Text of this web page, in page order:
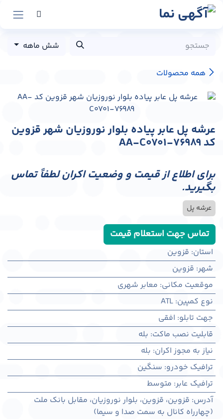
پرش به محتوا
همه محصولات
شش ماهه
عرشه پل عابر پیاده بلوار نوروزیان شهر قزوین
کد AA-C0701-76989
برای اطلاع از قیمت و وضعیت اکران لطفاً تماس
بگیرید.
عرشه پل
تماس جهت استعلام قیمت
استان: قزوین
شهر: قزوين
موقعیت مکانی: معابر شهری
نوع کمپین:
ATL
جهت تابلو: افقی
قابلیت نصب ماکت: بله
نیاز به مجوز اکران: بله
ترافیک خودرو: سنگین
ترافیک عابر: متوسط
آدرس: قزوين، قزوين، بلوار نوروزیان، مقابل بانک ملت
(چهارراه کانال به سمت صدا و سیما)